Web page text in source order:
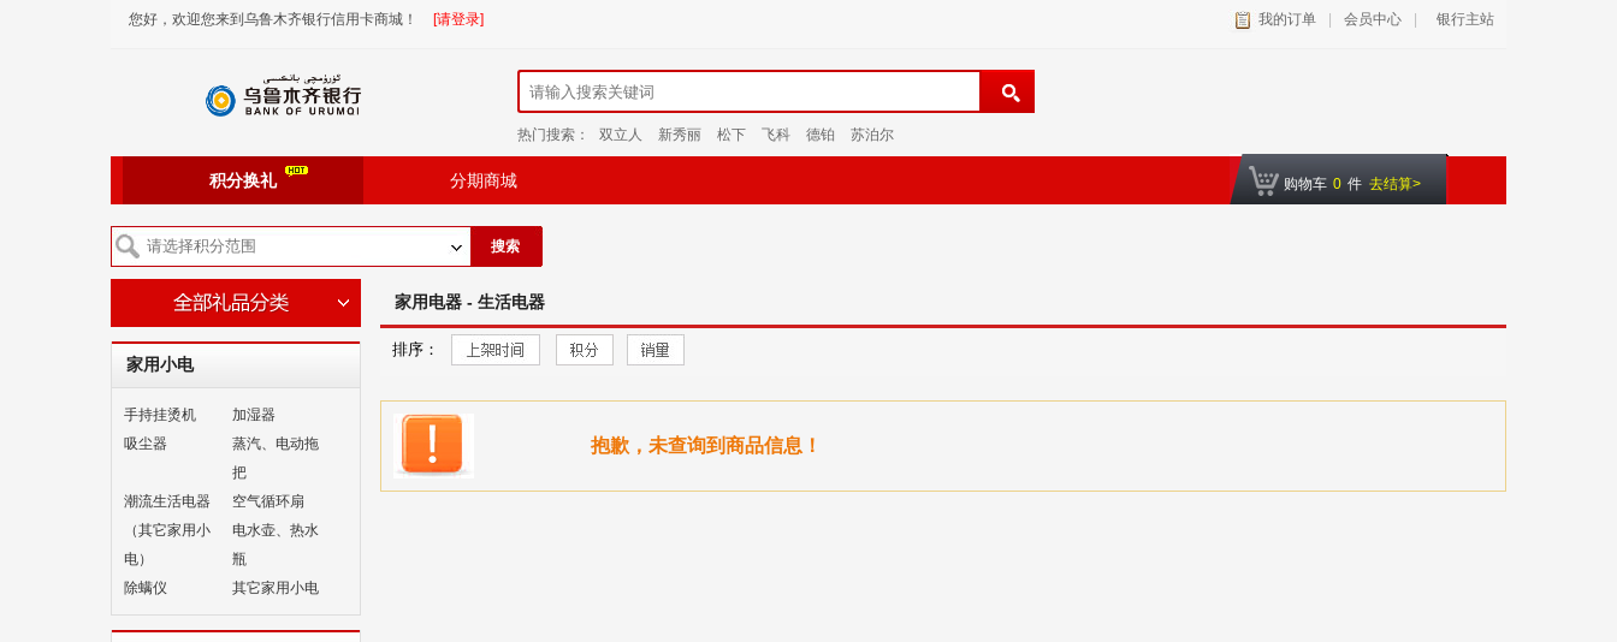
您好，欢迎您来到乌鲁木齐银行信用卡商城！ [请登录] 我的订单 会员中心 银行主站
热门搜索： 双立人 新秀丽 松下 飞科 德铂 苏泊尔
积分换礼 分期商城 购物车 0 件 去结算>
搜索
家用小电
手持挂烫机
加湿器
吸尘器
蒸汽、电动拖
把
潮流生活电器
（其它家用小
电）
空气循环扇
电水壶、热水
瓶
除螨仪
其它家用小电
家用电器 - 生活电器
排序：
抱歉，未查询到商品信息！